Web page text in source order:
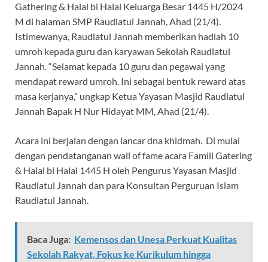
Gathering & Halal bi Halal Keluarga Besar 1445 H/2024
M di halaman SMP Raudlatul Jannah, Ahad (21/4).
Istimewanya, Raudlatul Jannah memberikan hadiah 10
umroh kepada guru dan karyawan Sekolah Raudlatul
Jannah. “Selamat kepada 10 guru dan pegawai yang
mendapat reward umroh. Ini sebagai bentuk reward atas
masa kerjanya,” ungkap Ketua Yayasan Masjid Raudlatul
Jannah Bapak H Nur Hidayat MM, Ahad (21/4).
Acara ini berjalan dengan lancar dna khidmah. Di mulai
dengan pendatanganan wall of fame acara Famili Gatering
& Halal bi Halal 1445 H oleh Pengurus Yayasan Masjid
Raudlatul Jannah dan para Konsultan Perguruan Islam
Raudlatul Jannah.
Baca Juga: Kemensos dan Unesa Perkuat Kualitas
Sekolah Rakyat, Fokus ke Kurikulum hingga